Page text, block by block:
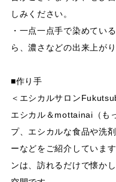
しみください。
・一点一点手で染めてい
ら、濃さなどの出来上が
■作り手
＜エシカルサロン
エシカル＆mottainai（も
プ、エシカルな食品や洗
ーなどをご紹介していま
ンは、訪れるだけで懐か